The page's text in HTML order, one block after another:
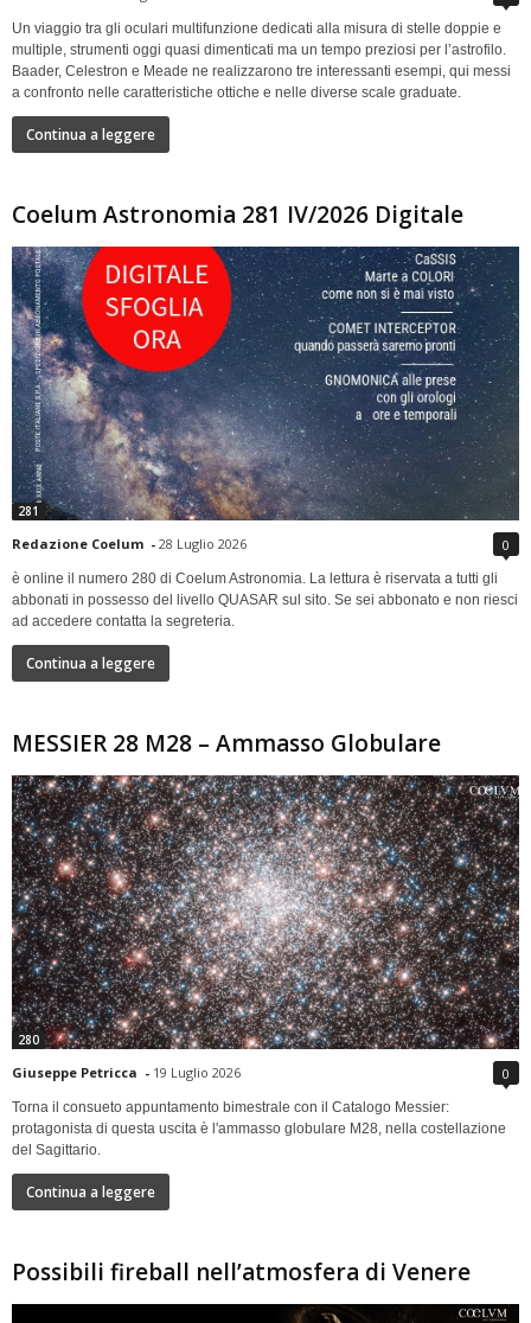
Un viaggio tra gli oculari multifunzione dedicati alla misura di stelle doppie e
multiple, strumenti oggi quasi dimenticati ma un tempo preziosi per l’astrofilo.
Baader, Celestron e Meade ne realizzarono tre interessanti esempi, qui messi
a confronto nelle caratteristiche ottiche e nelle diverse scale graduate.
Continua a leggere
Coelum Astronomia 281 IV/2026 Digitale
281
Redazione Coelum - 28 Luglio 2026 0
è online il numero 280 di Coelum Astronomia. La lettura è riservata a tutti gli
abbonati in possesso del livello QUASAR sul sito. Se sei abbonato e non riesci
ad accedere contatta la segreteria.
Continua a leggere
MESSIER 28 M28 – Ammasso Globulare
280
Giuseppe Petricca - 19 Luglio 2026 0
Torna il consueto appuntamento bimestrale con il Catalogo Messier:
protagonista di questa uscita è l'ammasso globulare M28, nella costellazione
del Sagittario.
Continua a leggere
Possibili fireball nell’atmosfera di Venere